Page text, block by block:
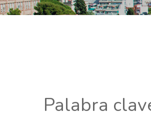
Palabra